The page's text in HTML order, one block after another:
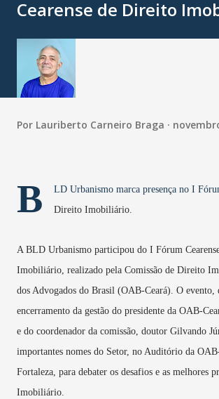
Cearense de Direito
Por Lauriberto Carneiro Braga
B
LD Urbanismo marca presença no I
Direito Imobiliário.
A BLD Urbanismo participou do I Fórum
Imobiliário, realizado pela Comissão de Direito
dos Advogados do Brasil (OAB-Ceará). O evento,
encerramento da gestão do presidente da OAB-
e do coordenador da comissão, doutor Gilvando
importantes nomes do Setor, no Auditório da
Fortaleza, para debater os desafios e as melhores
Imobiliário.